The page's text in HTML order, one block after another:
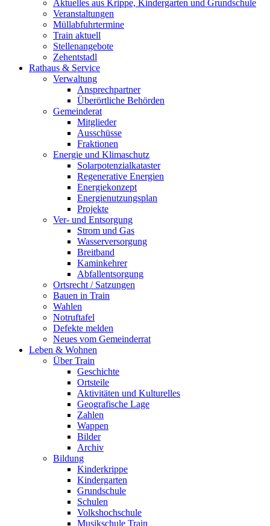
Aktuelles aus Krippe, Kindergarten und Grundschule
Veranstaltungen
Müllabfuhrtermine
Train aktuell
Stellenangebote
Zehentstadl
Rathaus & Service
Verwaltung
Ansprechpartner
Überörtliche Behörden
Gemeinderat
Mitglieder
Ausschüsse
Fraktionen
Energie und Klimaschutz
Solarpotenzialkataster
Regenerative Energien
Energiekonzept
Energienutzungsplan
Projekte
Ver- und Entsorgung
Strom und Gas
Wasserversorgung
Breitband
Kaminkehrer
Abfallentsorgung
Ortsrecht / Satzungen
Bauen in Train
Wahlen
Notruftafel
Defekte melden
Neues vom Gemeinderrat
Leben & Wohnen
Über Train
Geschichte
Ortsteile
Aktivitäten und Kulturelles
Geografische Lage
Zahlen
Wappen
Bilder
Archiv
Bildung
Kinderkrippe
Kindergarten
Grundschule
Schulen
Volkshochschule
Musikschule Train